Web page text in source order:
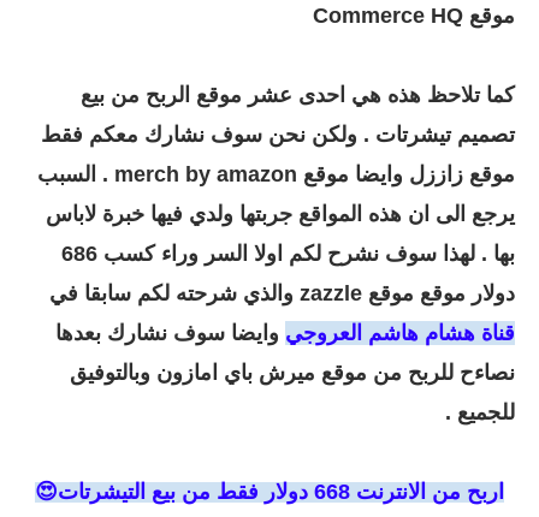
موقع Commerce HQ
كما تلاحظ هذه هي احدى عشر موقع الربح من بيع
تصميم تيشرتات . ولكن نحن سوف نشارك معكم فقط
موقع زاززل وايضا موقع
merch by amazon . السبب
يرجع الى ان هذه المواقع جربتها ولدي فيها خبرة لاباس
بها . لهذا سوف نشرح لكم اولا السر وراء كسب 686
دولار موقع موقع zazzle والذي شرحته لكم سابقا في
قناة هشام هاشم العروجي وايضا سوف نشارك بعدها
نصاءح للربح من موقع ميرش باي امازون وبالتوفيق
للجميع .
اربح من الانترنت 668 دولار فقط من بيع التيشرتات😍